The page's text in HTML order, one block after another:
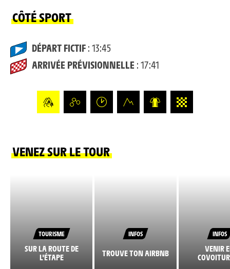
CÔTÉ SPORT
DÉPART FICTIF : 13:45
ARRIVÉE PRÉVISIONNELLE : 17:41
VENEZ SUR LE TOUR
TOURISME
SUR LA ROUTE DE
L'ÉTAPE
INFOS
TROUVE TON AIRBNB
INFOS
VENIR